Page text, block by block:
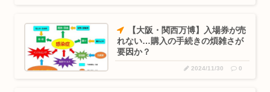
韓国サッカー協会、外国人審判員数十人に性的接待。羨ま死刑
上司から障がい者手帳取る気ないか聞かれたんやが
左後輪がバースト…新東名でキャンピングカーが中央分離帯に
衝突し横...
早稲田大生、複数名がゴールドカードのポイント詐欺で無銭飲
【大阪・関西万博】入場券が売
れない…購入の手続きの煩雑さが
要因か？
2024/11/30 0